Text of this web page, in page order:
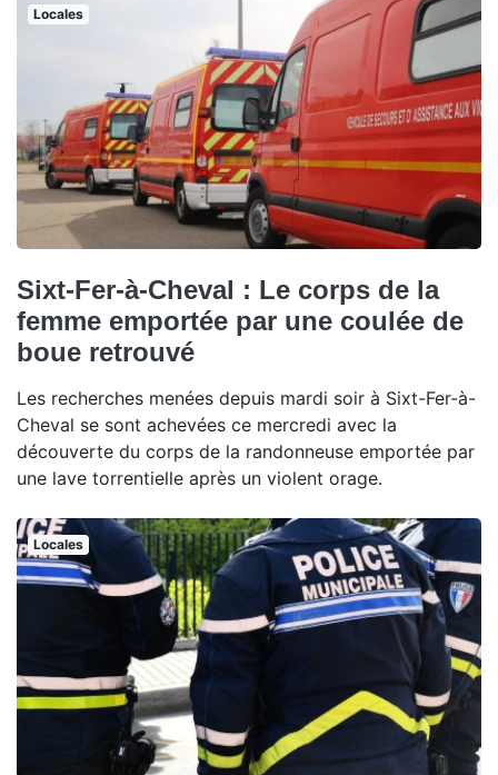
Locales
Sixt-Fer-à-Cheval : Le corps de la
femme emportée par une coulée de
boue retrouvé
Les recherches menées depuis mardi soir à Sixt-Fer-à-
Cheval se sont achevées ce mercredi avec la
découverte du corps de la randonneuse emportée par
une lave torrentielle après un violent orage.
Locales